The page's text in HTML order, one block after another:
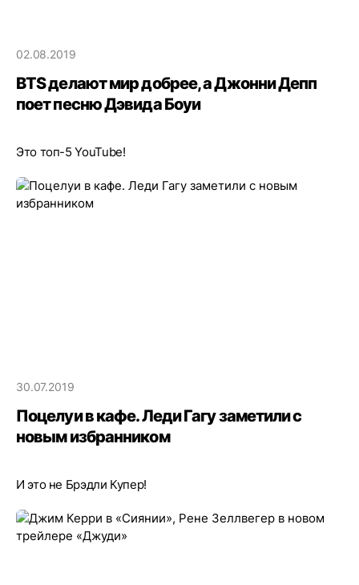
02.08.2019
BTS делают мир добрее, а Джонни Депп
поет песню Дэвида Боуи
Это топ-5 YouTube!
30.07.2019
Поцелуи в кафе. Леди Гагу заметили с
новым избранником
И это не Брэдли Купер!